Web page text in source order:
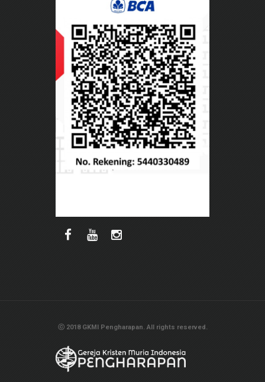
ⓒ 2018 GKMI Pengharapan. All rights reserved.